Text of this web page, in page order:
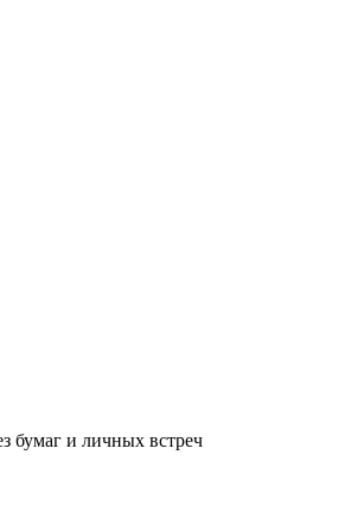
бумаг и личных встреч